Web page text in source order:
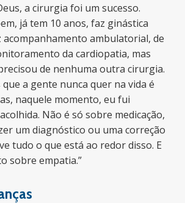
a cirurgia foi um sucesso.
já tem 10 anos, faz ginástica
acompanhamento ambulatorial, de
da cardiopatia, mas
de nenhuma outra cirurgia.
que a gente nunca quer na vida é
naquele momento, eu fui
Não é só sobre medicação,
um diagnóstico ou uma correção
tudo o que está ao redor disso. E
sobre empatia.”